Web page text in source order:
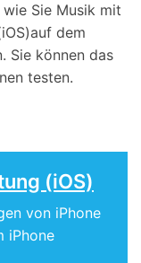
Sie Musik mit
dem
Sie können das
testen.
(iOS)
von iPhone
iPhone